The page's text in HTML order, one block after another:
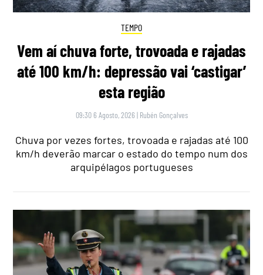
TEMPO
Vem aí chuva forte, trovoada e rajadas
até 100 km/h: depressão vai ‘castigar’
esta região
09:30 6 Agosto, 2026 | Rubén Gonçalves
Chuva por vezes fortes, trovoada e rajadas até 100
km/h deverão marcar o estado do tempo num dos
arquipélagos portugueses